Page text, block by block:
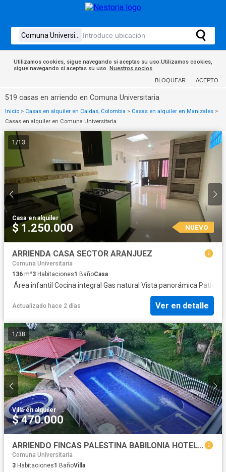
Utilizamos cookies, sigue navegando si aceptas su uso.Utilizamos cookies,
sigue navegando si aceptas su uso. Nuestros socios
BLOQUEAR ACEPTO
519 casas en arriendo en Comuna Universitaria
Inicio > Casas en alquiler en Caldas, Colombia > Casas en alquiler en Manizales >
Casas en alquiler en Comuna Universitaria
1 /13
Casa·en alquiler
$ 1.250.000 NUEVO
ARRIENDA CASA SECTOR ARANJUEZ
Comuna Universitaria
136 m²3 Habitaciones1 BañoCasa
·Área infantil ·Cocina integral ·Gas natural ·Vista panorámica·Patio
Actualizado hace 2 días Ver en detalle
1 /38
Villa·en alquiler
$ 470.000
ARRIENDO FINCAS PALESTINA BABILONIA HOTEL CAMPESTRE
Comuna Universitaria
3 Habitaciones1 BañoVilla